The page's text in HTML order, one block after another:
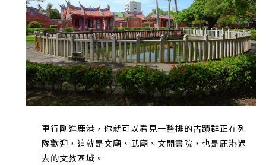
車行剛進鹿港，你就可以看見一整排的古蹟群正在列
隊歡迎，這就是文廟、武廟、文開書院，也是鹿港過
去的文教區域。